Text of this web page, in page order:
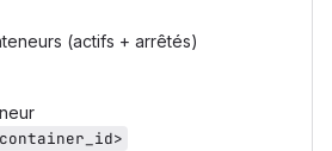
(actifs + arrêtés)